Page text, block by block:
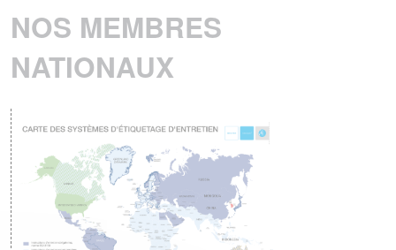
vêtements.
EN SAVOIR PLUS
ENTRETIEN DU LINGE – Quelle
principaux enseignements de son étude sur
son impact sur les cycles de séchage.
EN SAVOIR PLUS
La norme ISO 3758:2023 a été publiée
Le 6 décembre 2023, a norme ISO
3758:2023, Textiles – Code d'étiquetage
NOS MEMBRES
NATIONAUX